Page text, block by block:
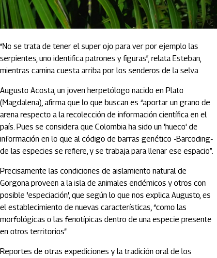
“No se trata de tener el super ojo para ver por ejemplo las
serpientes, uno identifica patrones y figuras”, relata Esteban,
mientras camina cuesta arriba por los senderos de la selva.
Augusto Acosta, un joven herpetólogo nacido en Plato
(Magdalena), afirma que lo que buscan es “aportar un grano de
arena respecto a la recolección de información científica en el
país. Pues se considera que Colombia ha sido un 'hueco' de
información en lo que al código de barras genético -Barcoding-
de las especies se refiere, y se trabaja para llenar ese espacio”.
Precisamente las condiciones de aislamiento natural de
Gorgona proveen a la isla de animales endémicos y otros con
posible 'especiación', que según lo que nos explica Augusto, es
el establecimiento de nuevas características, “como las
morfológicas o las fenotípicas dentro de una especie presente
en otros territorios”.
Reportes de otras expediciones y la tradición oral de los